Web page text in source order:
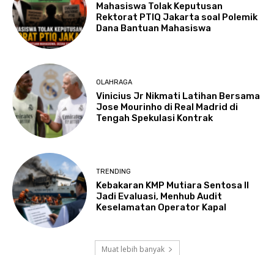
Mahasiswa Tolak Keputusan
Rektorat PTIQ Jakarta soal Polemik
Dana Bantuan Mahasiswa
OLAHRAGA
Vinicius Jr Nikmati Latihan Bersama
Jose Mourinho di Real Madrid di
Tengah Spekulasi Kontrak
TRENDING
Kebakaran KMP Mutiara Sentosa II
Jadi Evaluasi, Menhub Audit
Keselamatan Operator Kapal
Muat lebih banyak